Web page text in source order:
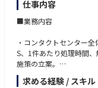
力・出荷対応。
5.アカウント マネージメ
管理業務。
6.カスタマー リレーシ
理業務。（倉庫の修理
す。電話会議等もできる
仕事内容
■業務内容
・コンタクトセンター
S、1件あたり処理時間
施策の立案。
・CRMツールやRPA、
のプロジェクト管理。
求める経験 / スキル